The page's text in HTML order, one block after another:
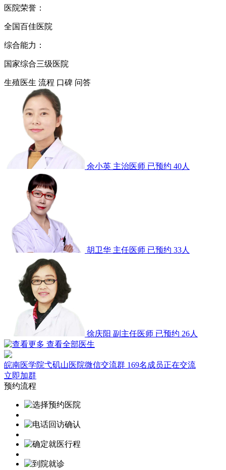
医院荣誉：
全国百佳医院
综合能力：
国家综合三级医院
生殖医生 流程 口碑 问答
余小英 主治医师 已预约 40人
胡卫华 主任医师 已预约 33人
徐庆阳 副主任医师 已预约 26人
查看全部医生
皖南医学院弋矶山医院微信交流群 169名成员正在交流
立即加群
预约流程